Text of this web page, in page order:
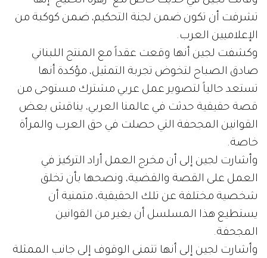
تشرفت أن تكون ضمن لجنة التحكيم، ضمن كوكبة من
الإعلاميين العرب.
وكشفت لجين أنها وقعت عقداً مع المنتج اللبناني
صادق الصباح لتخوض تجربة التمثيل، مؤكدة أنها
تستعد حالياً لتصوير عمل عربي مشترك مستوحى من
قصة حقيقية حدثت في عالمنا العربي، يناقش بعض
القوانين المجحفة التي حصلت في حق العرب والمرأة
خاصة.
وأشارت لجين إلى أن مخرج العمل أراد التركيز في
العمل على القصة والقضية، ونصحها بأن تخلق
شخصية مختلفة عن تلك الحقيقية، متمنية أن
يستطيع هذا المسلسل أن يغير من القوانين
المجحفة.
وأشارت لجين إلى أنها تتمنى الوقوف إلى جانب الممثلة